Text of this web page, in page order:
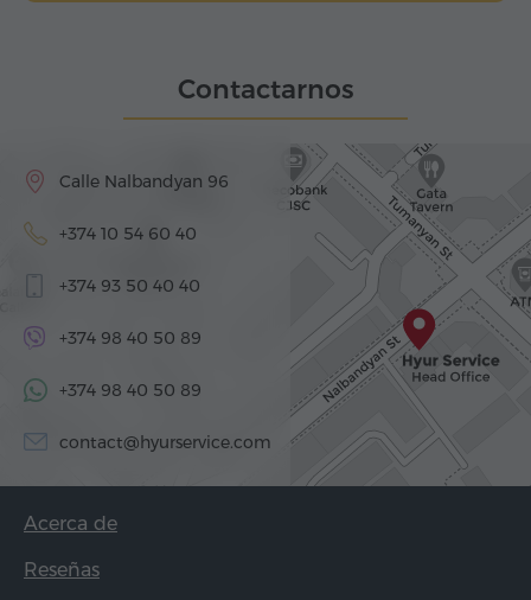
Contactarnos
Calle Nalbandyan 96
+374 10 54 60 40
+374 93 50 40 40
+374 98 40 50 89
+374 98 40 50 89
contact@hyurservice.com
Acerca de
Reseñas